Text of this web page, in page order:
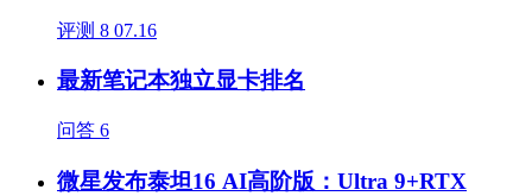
评测 8 07.16
最新笔记本独立显卡排名
问答 6
微星发布泰坦16 AI高阶版：Ultra 9+RTX